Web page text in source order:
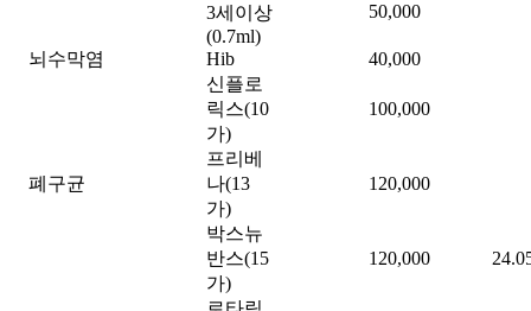
3세이상
(0.7ml)
50,000
뇌수막염 Hib 40,000
폐구균
신플로
릭스(10
가)
100,000
프리베
나(13
가)
120,000
박스뉴
반스(15
가)
120,000